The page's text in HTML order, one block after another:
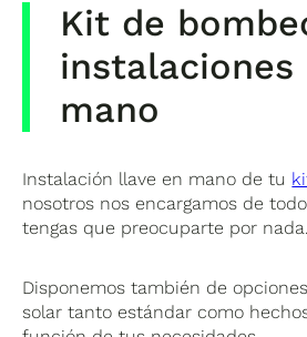
Kit de
instalaciones
mano
Instalación llave en mano de tu
nosotros nos encargamos de
tengas que preocuparte por nada.
Disponemos también de
solar tanto estándar como